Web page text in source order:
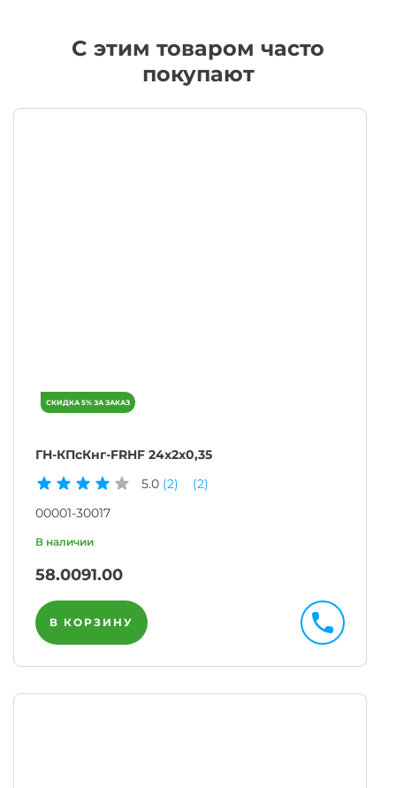
C этим товаром часто
покупают
ГН-КПсКнг-FRHF 24х2х0,35
5.0 (2)
(2)
00001-30017
58.0091.00
В КОРЗИНУ